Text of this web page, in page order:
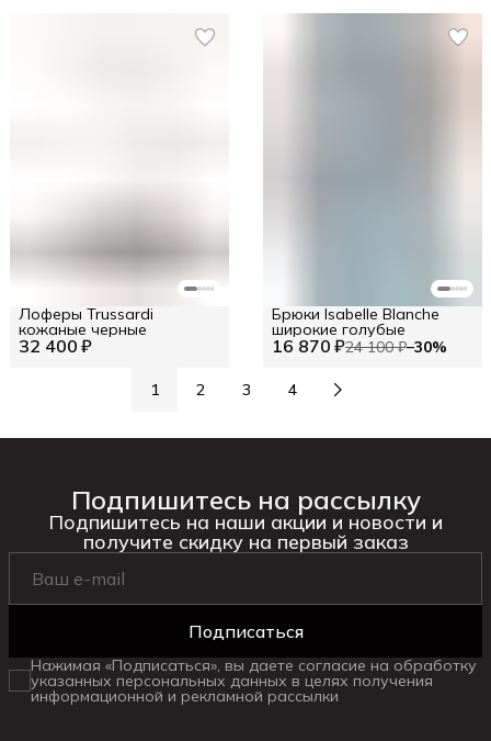
32 400 ₽
Лоферы Trussardi
кожаные черные
16 870 ₽24 100 ₽−30%
Брюки Isabelle Blanche
широкие голубые
1 2 3 4
Подпишитесь на рассылку
Подпишитесь на наши акции и новости и
получите скидку на первый заказ
Подписаться
Нажимая «Подписаться», вы даете согласие на обработку
указанных персональных данных в целях получения
информационной и рекламной рассылки